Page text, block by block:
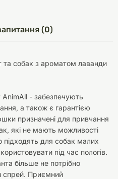
(0)
собак з ароматом лаванди
- забезпечують
а також є гарантією
призначені для привчання
які не мають можливості
підходять для собак малих
під час пологів.
більше не потрібно
спрей. Приємний